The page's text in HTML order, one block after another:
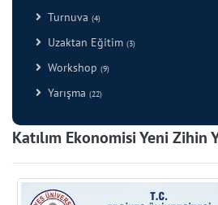
Turnuva (4)
Uzaktan Eğitim (3)
Workshop (9)
Yarışma (22)
Katılım Ekonomisi Yeni Zihin